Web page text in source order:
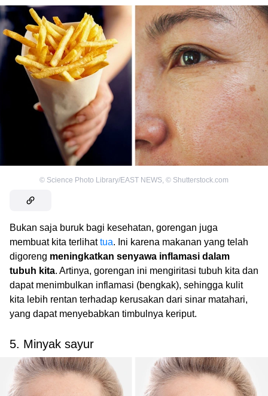
© Science Photo Library/EAST NEWS, © Shutterstock.com
Bukan saja buruk bagi kesehatan, gorengan juga
membuat kita terlihattua. Ini karena makanan yang telah
digoreng meningkatkan senyawa inflamasi dalam
tubuh kita. Artinya, gorengan ini mengiritasi tubuh kita dan
dapat menimbulkan inflamasi (bengkak), sehingga kulit
kita lebih rentan terhadap kerusakan dari sinar matahari,
yang dapat menyebabkan timbulnya keriput.
5. Minyak sayur